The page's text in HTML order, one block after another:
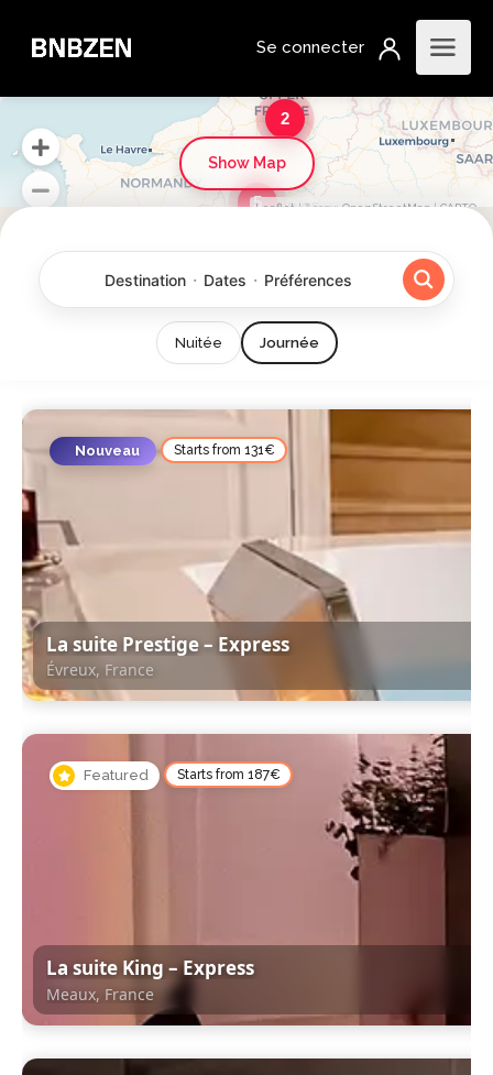
Destination · Dates · Préférences
Nuitée Journée
Nouveau Starts from 131€
Évreux, France
La suite Prestige – Express
Évreux, France
Featured Starts from 187€
Meaux, France
La suite King – Express
Meaux, France
2
5Leaflet| &​copy; OpenStreetMap | CARTO
Show Map